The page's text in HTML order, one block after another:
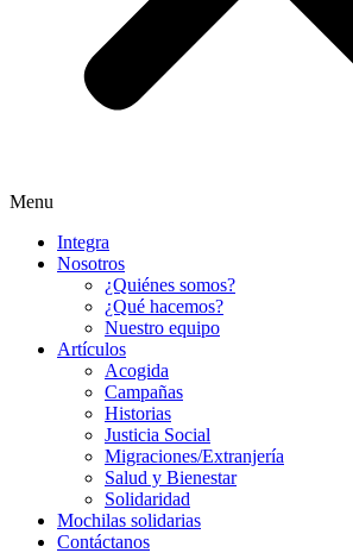
Menu
Integra
Nosotros
¿Quiénes somos?
¿Qué hacemos?
Nuestro equipo
Artículos
Acogida
Campañas
Historias
Justicia Social
Migraciones/Extranjería
Salud y Bienestar
Solidaridad
Mochilas solidarias
Contáctanos